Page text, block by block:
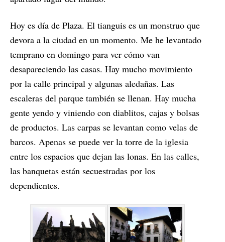
Hoy es día de Plaza. El tianguis es un monstruo que
devora a la ciudad en un momento. Me he levantado
temprano en domingo para ver cómo van
desapareciendo las casas. Hay mucho movimiento
por la calle principal y algunas aledañas. Las
escaleras del parque también se llenan. Hay mucha
gente yendo y viniendo con diablitos, cajas y bolsas
de productos. Las carpas se levantan como velas de
barcos. Apenas se puede ver la torre de la iglesia
entre los espacios que dejan las lonas. En las calles,
las banquetas están secuestradas por los
dependientes.